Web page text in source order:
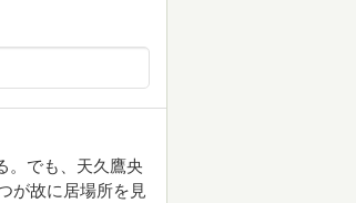
。でも、天久鷹央
が故に居場所を見